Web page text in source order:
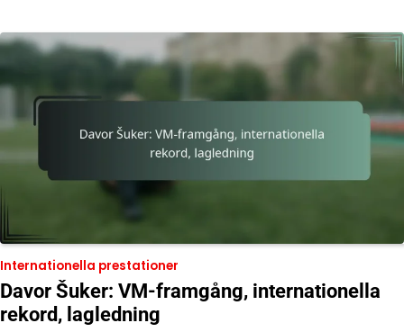
Internationella prestationer
Davor Šuker: VM-framgång, internationella
rekord, lagledning